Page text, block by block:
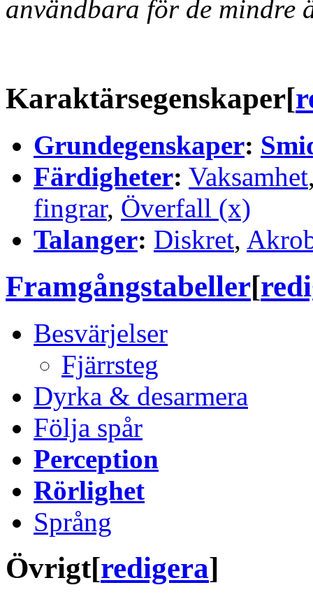
användbara för de mindre
Karaktärsegenskaper[
Grundegenskaper:
Färdigheter: Vaksamhet
fingrar, Överfall (x)
Talanger: Diskret,
Framgångstabeller[
Besvärjelser
Fjärrsteg
Dyrka & desarmera
Följa spår
Perception
Rörlighet
Språng
Övrigt[redigera]